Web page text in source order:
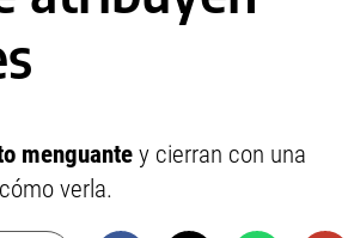
menguante y cierran con una
verla.